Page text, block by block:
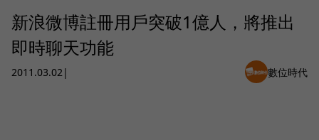
新浪微博註冊用戶突破1億人，將推出
即時聊天功能
2011.03.02| 數位時代